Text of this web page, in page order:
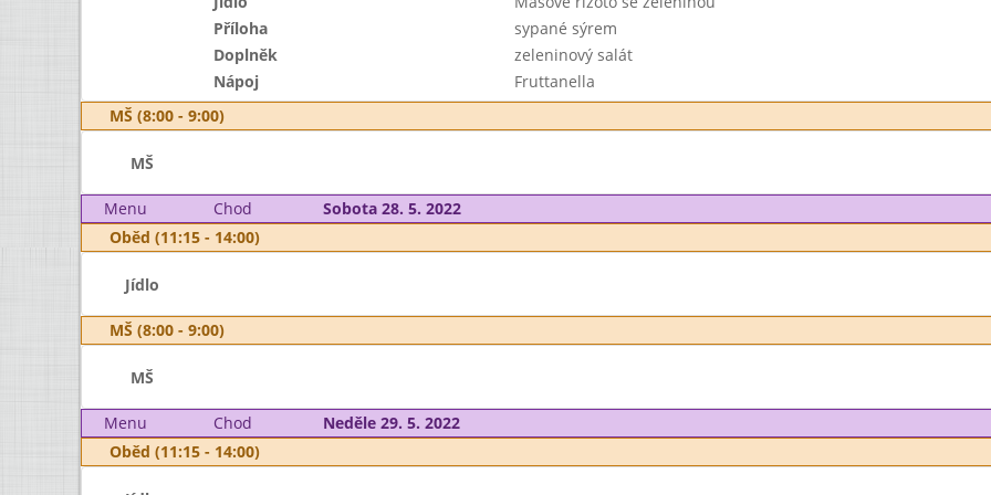
Příloha
sypané sýrem
Doplněk
zeleninový salát
Nápoj
Fruttanella
MŠ (8:00 - 9:00)
MŠ
Menu Chod
Sobota 28. 5. 2022
Oběd (11:15 - 14:00)
Jídlo
MŠ (8:00 - 9:00)
MŠ
Menu Chod
Neděle 29. 5. 2022
Oběd (11:15 - 14:00)